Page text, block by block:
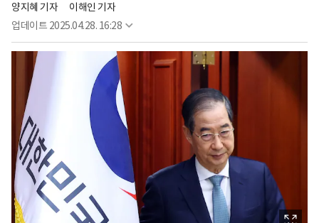
양지혜 기자
이해인 기자
업데이트 2025.04.28. 16:28